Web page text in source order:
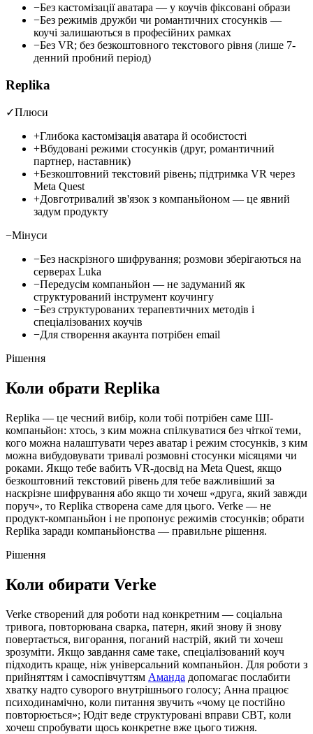
−Без кастомізації аватара — у коучів фіксовані образи
−Без режимів дружби чи романтичних стосунків —
коучі залишаються в професійних рамках
−Без VR; без безкоштовного текстового рівня (лише 7-
денний пробний період)
Replika
✓Плюси
+Глибока кастомізація аватара й особистості
+Вбудовані режими стосунків (друг, романтичний
партнер, наставник)
+Безкоштовний текстовий рівень; підтримка VR через
Meta Quest
+Довготривалий зв'язок з компаньйоном — це явний
задум продукту
−Мінуси
−Без наскрізного шифрування; розмови зберігаються на
серверах Luka
−Передусім компаньйон — не задуманий як
структурований інструмент коучингу
−Без структурованих терапевтичних методів і
спеціалізованих коучів
−Для створення акаунта потрібен email
Рішення
Коли обрати Replika
Replika — це чесний вибір, коли тобі потрібен саме ШІ-
компаньйон: хтось, з ким можна спілкуватися без чіткої теми,
кого можна налаштувати через аватар і режим стосунків, з ким
можна вибудовувати тривалі розмовні стосунки місяцями чи
роками. Якщо тебе вабить VR-досвід на Meta Quest, якщо
безкоштовний текстовий рівень для тебе важливіший за
наскрізне шифрування або якщо ти хочеш «друга, який завжди
поруч», то Replika створена саме для цього. Verke — не
продукт-компаньйон і не пропонує режимів стосунків; обрати
Replika заради компаньйонства — правильне рішення.
Рішення
Коли обирати Verke
Verke створений для роботи над конкретним — соціальна
тривога, повторювана сварка, патерн, який знову й знову
повертається, вигорання, поганий настрій, який ти хочеш
зрозуміти. Якщо завдання саме таке, спеціалізований коуч
підходить краще, ніж універсальний компаньйон. Для роботи з
прийняттям і самоспівчуттям Аманда допомагає послабити
хватку надто суворого внутрішнього голосу; Анна працює
психодинамічно, коли питання звучить «чому це постійно
повторюється»; Юдіт веде структуровані вправи CBT, коли
хочеш спробувати щось конкретне вже цього тижня.